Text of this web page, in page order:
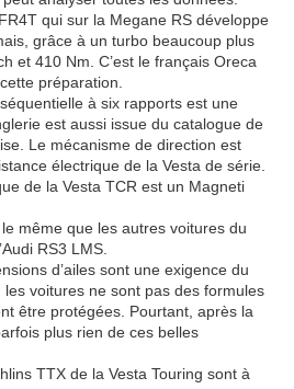
qui sur la Megane RS développe
grâce à un turbo beaucoup plus
et 410 Nm. C’est le français Oreca
préparation.
à six rapports est une
est aussi issue du catalogue de
Le mécanisme de direction est
électrique de la Vesta de série.
de la Vesta TCR est un Magneti
le même que les autres voitures du
RS3 LMS.
d’ailes sont une exigence du
les voitures ne sont pas des formules
être protégées. Pourtant, après la
plus rien de ces belles
TTX de la Vesta Touring sont à